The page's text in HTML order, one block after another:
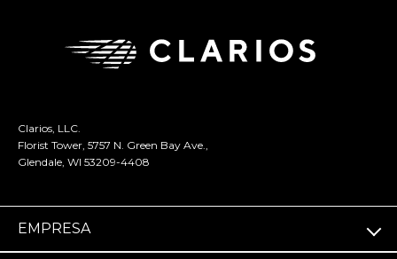
Clarios, LLC.
Florist Tower, 5757 N. Green Bay Ave.,
Glendale, WI 53209-4408
EMPRESA